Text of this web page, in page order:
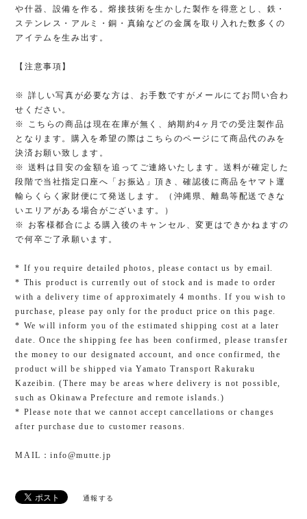
や什器、設備を作る。熔接技術を生かした製作を得意とし、鉄・
ステンレス・アルミ・銅・真鍮などの金属を取り入れた数多くの
アイテムを生み出す。
【注意事項】
※ 詳しい写真が必要な方は、お手数ですがメールにてお問い合わ
せください。
※ こちらの商品は現在在庫が無く、納期約4ヶ月での受注製作品
となります。購入を希望の際はこちらのページにて商品代のみを
決済お願い致します。
※ 送料は目安の金額を追ってご連絡いたします。送料が確定した
段階で当社指定口座へ「お振込」頂き、確認後に商品をヤマト運
輸らくらく家財便にて発送します。（沖縄県、離島等配送できな
いエリアがある場合がございます。）
※ お客様都合による購入後のキャンセル、変更はできかねますの
で何卒ご了承願います。
* If you require detailed photos, please contact us by email.
* This product is currently out of stock and is made to order
with a delivery time of approximately 4 months. If you wish to
purchase, please pay only for the product price on this page.
* We will inform you of the estimated shipping cost at a later
date. Once the shipping fee has been confirmed, please transfer
the money to our designated account, and once confirmed, the
product will be shipped via Yamato Transport Rakuraku
Kazeibin. (There may be areas where delivery is not possible,
such as Okinawa Prefecture and remote islands.)
* Please note that we cannot accept cancellations or changes
after purchase due to customer reasons.
MAIL：info@mutte.jp
通報する